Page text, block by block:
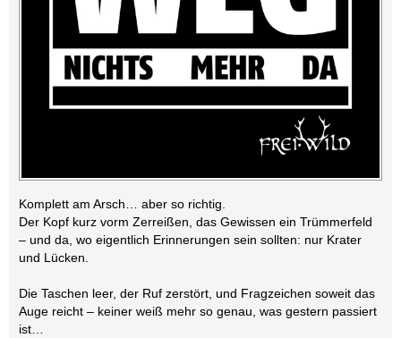
Komplett am Arsch… aber so richtig.
Der Kopf kurz vorm Zerreißen, das Gewissen ein Trümmerfeld
– und da, wo eigentlich Erinnerungen sein sollten: nur Krater
und Lücken.
Die Taschen leer, der Ruf zerstört, und Fragzeichen soweit das
Auge reicht – keiner weiß mehr so genau, was gestern passiert
ist…